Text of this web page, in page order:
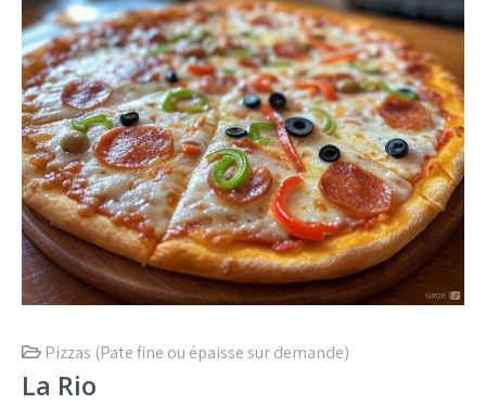
Pizzas (Pate fine ou épaisse sur demande)
La Rio